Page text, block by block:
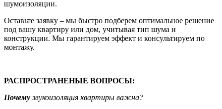
шумоизоляции.
Оставьте заявку – мы быстро подберем оптимальное решение
под вашу квартиру или дом, учитывая тип шума и
конструкции. Мы гарантируем эффект и консультируем по
монтажу.
РАСПРОСТРАНЕНЫЕ ВОПРОСЫ:
Почемузвукоизоляция квартиры важна?